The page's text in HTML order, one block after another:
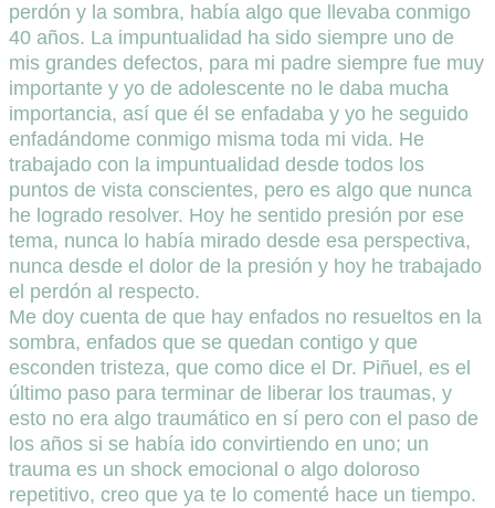
perdón y la sombra, había algo que llevaba conmigo
40 años. La impuntualidad ha sido siempre uno de
mis grandes defectos, para mi padre siempre fue muy
importante y yo de adolescente no le daba mucha
importancia, así que él se enfadaba y yo he seguido
enfadándome conmigo misma toda mi vida. He
trabajado con la impuntualidad desde todos los
puntos de vista conscientes, pero es algo que nunca
he logrado resolver. Hoy he sentido presión por ese
tema, nunca lo había mirado desde esa perspectiva,
nunca desde el dolor de la presión y hoy he trabajado
el perdón al respecto.
Me doy cuenta de que hay enfados no resueltos en la
sombra, enfados que se quedan contigo y que
esconden tristeza, que como dice el Dr. Piñuel, es el
último paso para terminar de liberar los traumas, y
esto no era algo traumático en sí pero con el paso de
los años si se había ido convirtiendo en uno; un
trauma es un shock emocional o algo doloroso
repetitivo, creo que ya te lo comenté hace un tiempo.